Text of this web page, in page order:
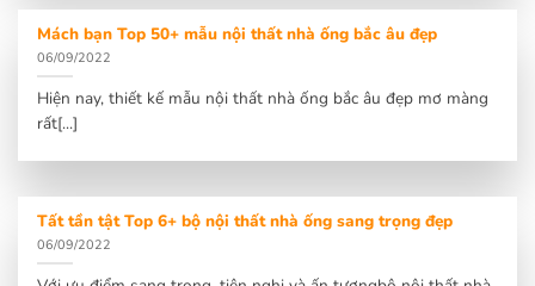
Mách bạn Top 50+ mẫu nội thất nhà ống bắc âu đẹp
06/09/2022
Hiện nay, thiết kế mẫu nội thất nhà ống bắc âu đẹp mơ màng
rất[...]
Tất tần tật Top 6+ bộ nội thất nhà ống sang trọng đẹp
06/09/2022